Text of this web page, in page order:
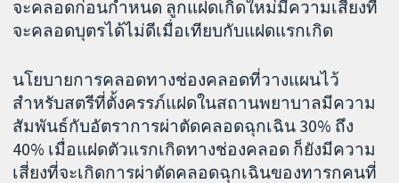
จะคลอดก่อนกำหนด ลูกแฝดเกิดใหม่มีความเสี่ยงที่
จะคลอดบุตรได้ไม่ดีเมื่อเทียบกับแฝดแรกเกิด
นโยบายการคลอดทางช่องคลอดที่วางแผนไว้
สำหรับสตรีที่ตั้งครรภ์แฝดในสถานพยาบาลมีความ
สัมพันธ์กับอัตราการผ่าตัดคลอดฉุกเฉิน 30% ถึง
40% เมื่อแฝดตัวแรกเกิดทางช่องคลอด ก็ยังมีความ
เสี่ยงที่จะเกิดการผ่าตัดคลอดฉุกเฉินของทารกคนที่